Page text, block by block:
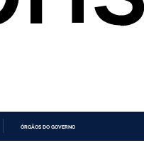
ÓRGÃOS DO GOVERNO